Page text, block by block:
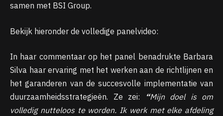
samen met BSI Group.
Bekijk hieronder de volledige panelvideo:
In haar commentaar op het panel benadrukte Barbara
Silva haar ervaring met het werken aan de richtlijnen en
het garanderen van de succesvolle implementatie van
duurzaamheidsstrategieën. Ze zei:
“Mijn doel is om
volledig nutteloos te worden. Ik werk met elke afdeling